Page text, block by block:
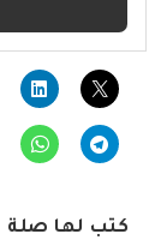
كتب لها صلة